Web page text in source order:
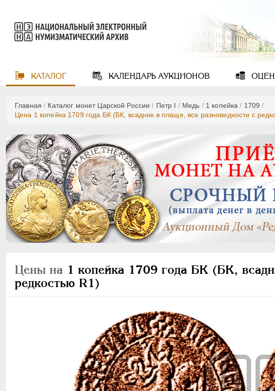
КАТАЛОГ КАЛЕНДАРЬАУКЦИОНОВ
Главная / Каталог монет Царской России / Пeтр I / Медь / 1 копейка / 1709 /
Цена 1 копейка 1709 года БК (БК, всадник в плаще, все разновидности с
Цены на 1 копейка 1709 года БК (БК,
редкостью R1)